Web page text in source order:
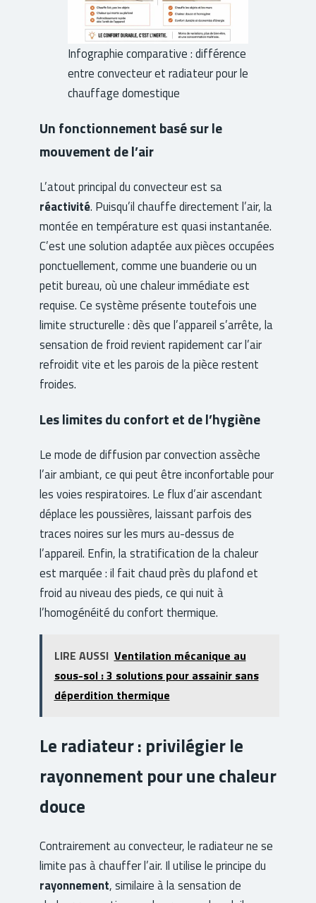
Infographie comparative : différence
entre convecteur et radiateur pour le
chauffage domestique
Un fonctionnement basé sur le
mouvement de l’air
L’atout principal du convecteur est sa
réactivité. Puisqu’il chauffe directement l’air, la
montée en température est quasi instantanée.
C’est une solution adaptée aux pièces occupées
ponctuellement, comme une buanderie ou un
petit bureau, où une chaleur immédiate est
requise. Ce système présente toutefois une
limite structurelle : dès que l’appareil s’arrête, la
sensation de froid revient rapidement car l’air
refroidit vite et les parois de la pièce restent
froides.
Les limites du confort et de l’hygiène
Le mode de diffusion par convection assèche
l’air ambiant, ce qui peut être inconfortable pour
les voies respiratoires. Le flux d’air ascendant
déplace les poussières, laissant parfois des
traces noires sur les murs au-dessus de
l’appareil. Enfin, la stratification de la chaleur
est marquée : il fait chaud près du plafond et
froid au niveau des pieds, ce qui nuit à
l’homogénéité du confort thermique.
LIRE AUSSI Ventilation mécanique au
sous-sol : 3 solutions pour assainir sans
déperdition thermique
Le radiateur : privilégier le
rayonnement pour une chaleur
douce
Contrairement au convecteur, le radiateur ne se
limite pas à chauffer l’air. Il utilise le principe du
rayonnement, similaire à la sensation de